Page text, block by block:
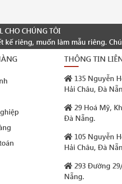
CHO CHÚNG TÔI
kế riêng, muốn làm mẫu riêng.
THÔNG TIN
135 Nguyễn
Hải Châu, Đà
29 Hoá Mỹ,
Đà Nẵng.
105 Nguyễn
Hải Châu, Đà
293 Đường
Nẵng.